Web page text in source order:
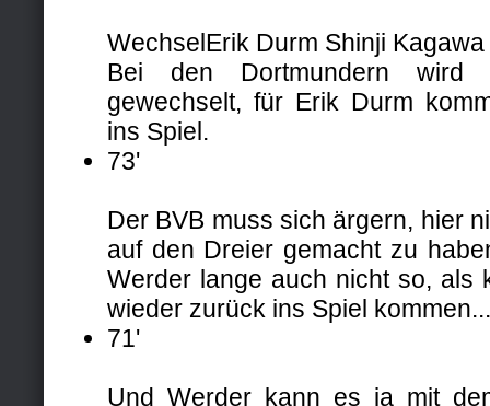
Wechsel Erik Durm Shinji Kagawa
Bei den Dortmundern wird
gewechselt, für Erik Durm
ins Spiel.
73'
Der BVB muss sich ärgern, hier
auf den Dreier gemacht zu
Werder lange auch nicht so, als
wieder zurück ins Spiel kommen...
71'
Und Werder kann es ja mit